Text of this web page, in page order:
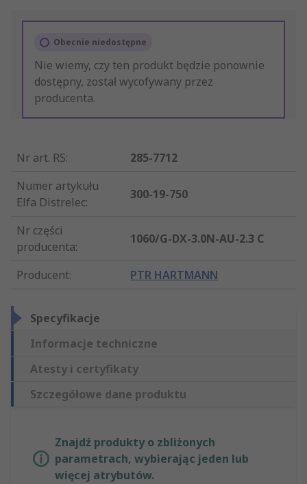
Obecnie niedostępne
Nie wiemy, czy ten produkt będzie ponownie
dostępny, został wycofywany przez
producenta.
Nr art. RS:
285-7712
Numer artykułu
Elfa Distrelec:
300-19-750
Nr części
producenta:
1060/G-DX-3.0N-AU-2.3 C
Producent: PTR HARTMANN
Specyfikacje
Informacje techniczne
Atesty i certyfikaty
Szczegółowe dane produktu
Znajdź produkty o zbliżonych
parametrach, wybierając jeden lub
więcej atrybutów.